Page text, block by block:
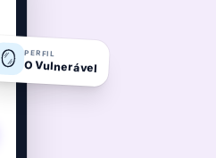
🪞 PERFIL
O Vulnerável